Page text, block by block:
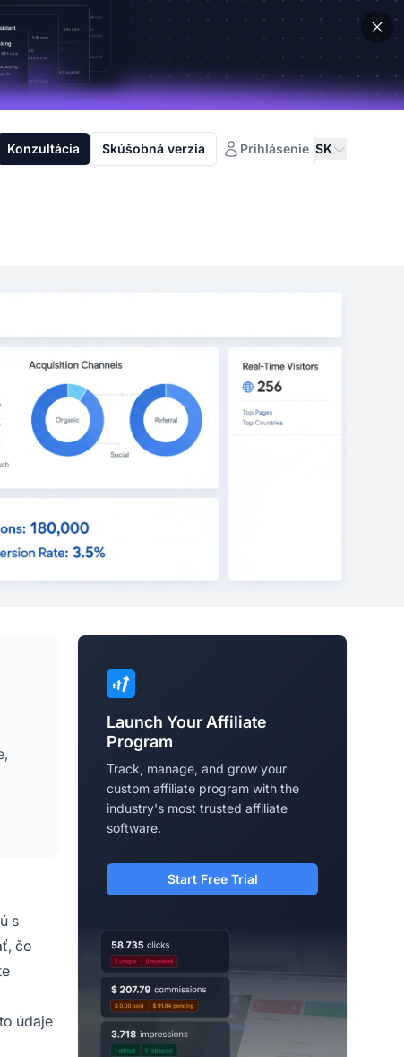
Konzultácia Skúšobná verzia Prihlásenie SK
s
čo
údaje
Launch Your Affiliate
Program
Track, manage, and grow your
custom affiliate program with the
industry's most trusted affiliate
software.
Start Free Trial